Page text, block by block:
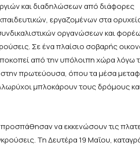
και διαδηλώσεων από διάφορες
εργαζομένων στα
οργανώσεων και
Σε ένα πλαίσιο σοβαρής
από την υπόλοιπη χώρα λόγω
πρωτεύουσα, όπου τα μέσα
μπλοκάρουν τους δρόμους
να εκκενώσουν τις
Τη Δευτέρα 19 Μαΐου,